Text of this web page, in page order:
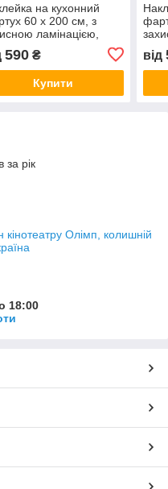
на кухонний
60 х 200 см, з
ламінацією,
590₴
Купити
фоні
від
за рік
кінотеатру Олімп, колишній
18:00